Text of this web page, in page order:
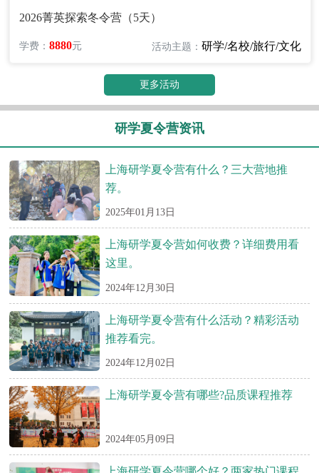
2026菁英探索冬令营（5天）
学费：8880元 活动主题： 研学/名校/旅行/文化
更多活动
研学夏令营资讯
上海研学夏令营有什么？三大营地推
荐。
2025年01月13日
上海研学夏令营如何收费？详细费用看
这里。
2024年12月30日
上海研学夏令营有什么活动？精彩活动
推荐看完。
2024年12月02日
上海研学夏令营有哪些?品质课程推荐
2024年05月09日